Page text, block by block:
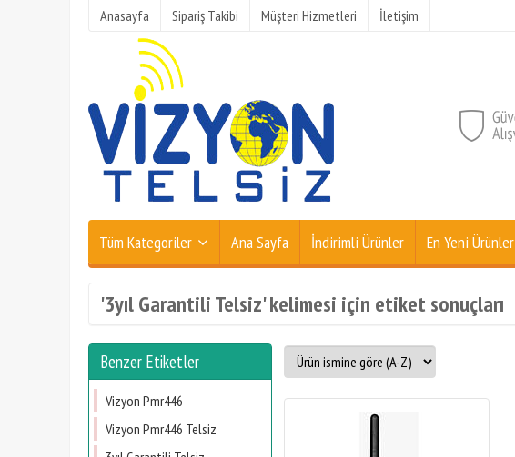
Anasayfa Sipariş Takibi Müşteri Hizmetleri İletişim
Tüm Kategoriler Ana Sayfa İndirimli Ürünler En Yeni Ürünler
'3yıl Garantili Telsiz' kelimesi için etiket sonuçları
Benzer Etiketler
Vizyon Pmr446
Vizyon Pmr446 Telsiz